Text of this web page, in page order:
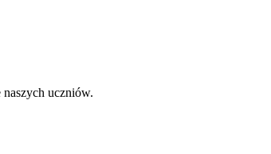
uczniów.